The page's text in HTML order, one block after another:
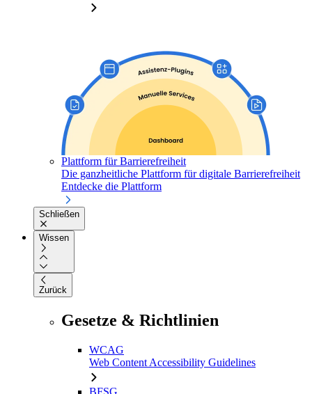
Plattform für Barrierefreiheit
Die ganzheitliche Plattform für digitale Barrierefreiheit
Entdecke die Plattform
Schließen
Wissen
Zurück
Gesetze & Richtlinien
WCAG
Web Content Accessibility Guidelines
BFSG